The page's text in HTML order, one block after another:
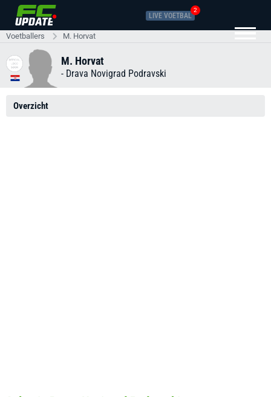
LIVE VOETBAL
2
Voetballers M. Horvat
M. Horvat
- Drava Novigrad Podravski
Overzicht